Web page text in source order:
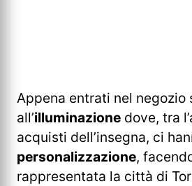
Appena entrati nel
all’illuminazione dove, tra
acquisti dell’insegna, ci
personalizzazione,
rappresentata la città di